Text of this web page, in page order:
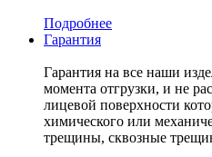
Подробнее
Гарантия
Гарантия на все наши
момента отгрузки, и не
лицевой поверхности
химического или
трещины, сквозные